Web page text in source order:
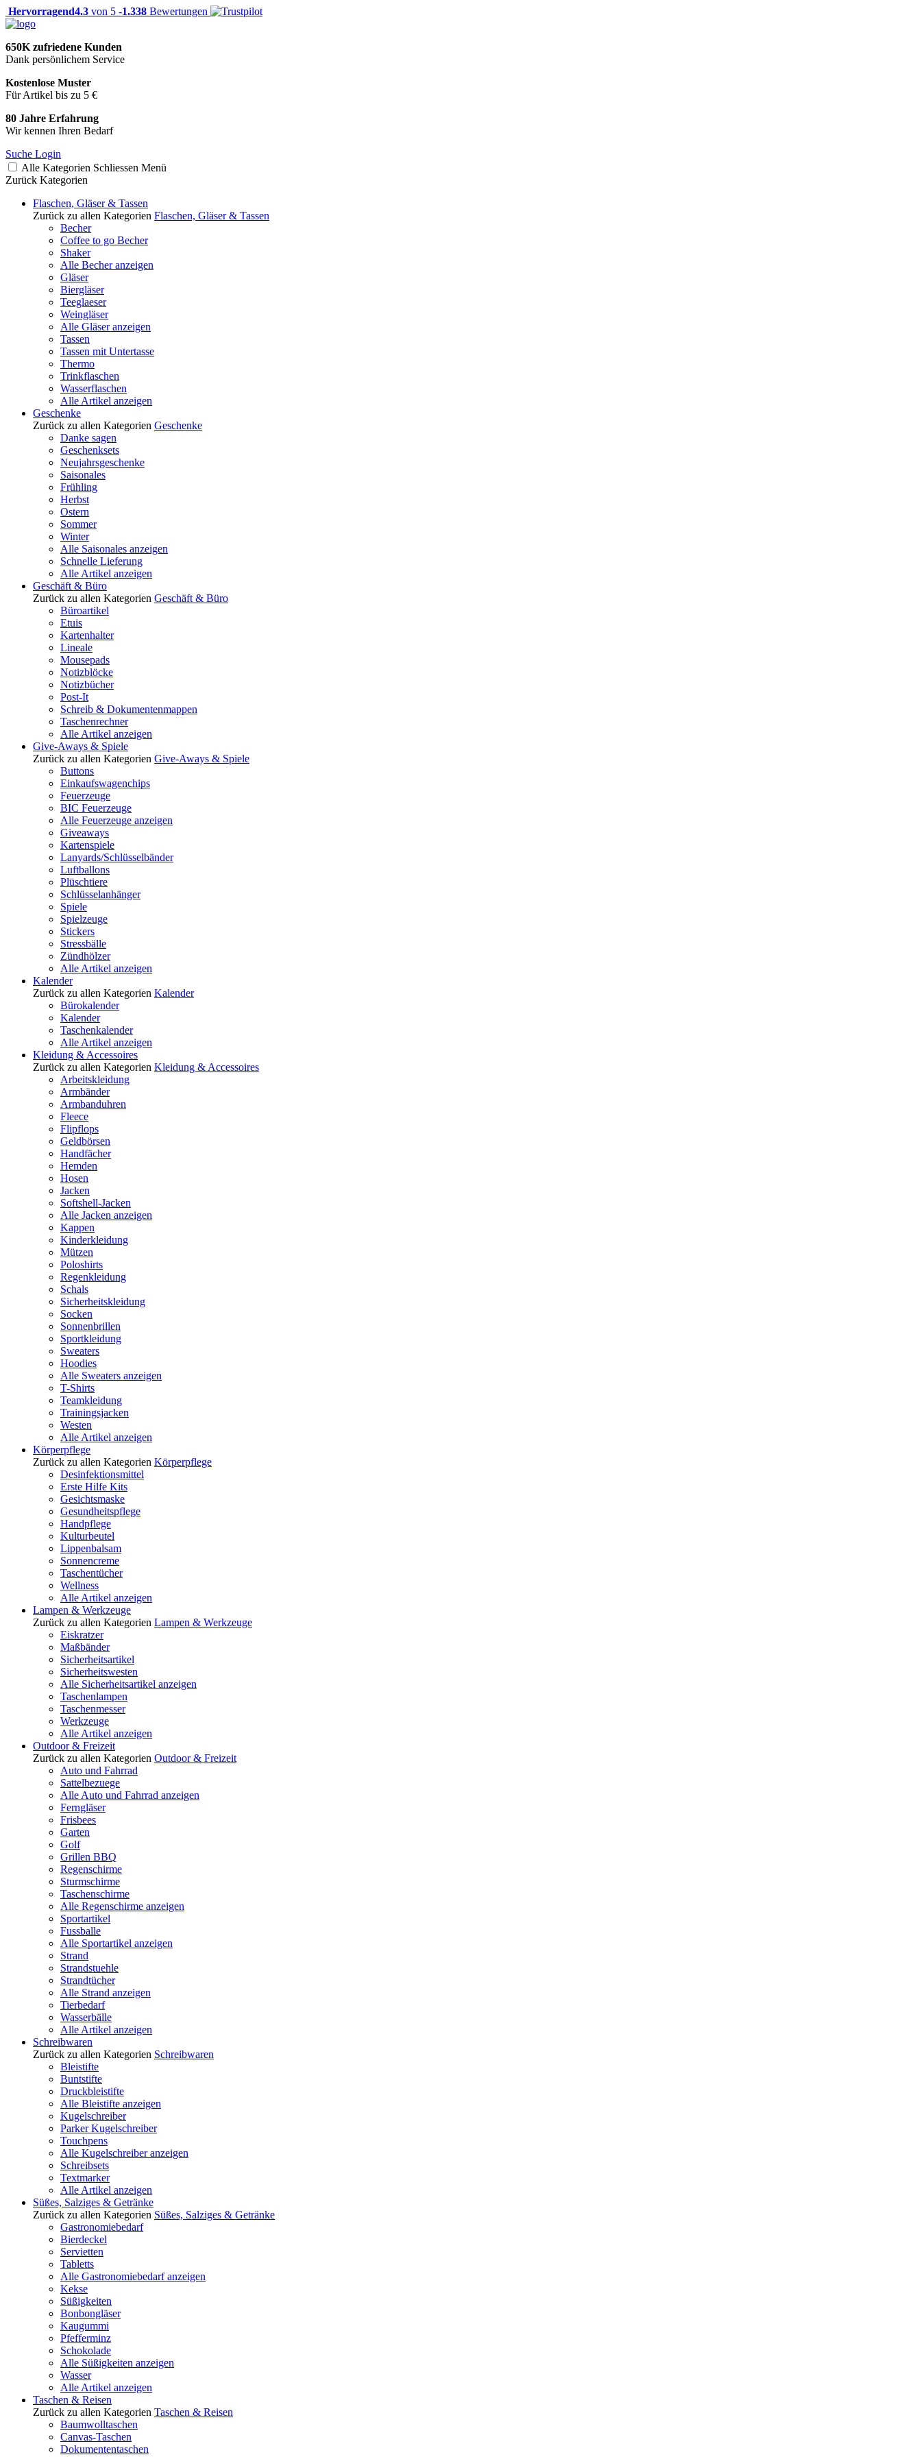
Hervorragend4.3 von 5 -1.338 Bewertungen
650K zufriedene Kunden
Dank persönlichem Service
Kostenlose Muster
Für Artikel bis zu 5 €
80 Jahre Erfahrung
Wir kennen Ihren Bedarf
Suche Login
Alle Kategorien Schliessen Menü
Zurück Kategorien
Flaschen, Gläser & Tassen
Zurück zu allen Kategorien Flaschen, Gläser & Tassen
Becher
Coffee to go Becher
Shaker
Alle Becher anzeigen
Gläser
Biergläser
Teeglaeser
Weingläser
Alle Gläser anzeigen
Tassen
Tassen mit Untertasse
Thermo
Trinkflaschen
Wasserflaschen
Alle Artikel anzeigen
Geschenke
Zurück zu allen Kategorien Geschenke
Danke sagen
Geschenksets
Neujahrsgeschenke
Saisonales
Frühling
Herbst
Ostern
Sommer
Winter
Alle Saisonales anzeigen
Schnelle Lieferung
Alle Artikel anzeigen
Geschäft & Büro
Zurück zu allen Kategorien Geschäft & Büro
Büroartikel
Etuis
Kartenhalter
Lineale
Mousepads
Notizblöcke
Notizbücher
Post-It
Schreib & Dokumentenmappen
Taschenrechner
Alle Artikel anzeigen
Give-Aways & Spiele
Zurück zu allen Kategorien Give-Aways & Spiele
Buttons
Einkaufswagenchips
Feuerzeuge
BIC Feuerzeuge
Alle Feuerzeuge anzeigen
Giveaways
Kartenspiele
Lanyards/Schlüsselbänder
Luftballons
Plüschtiere
Schlüsselanhänger
Spiele
Spielzeuge
Stickers
Stressbälle
Zündhölzer
Alle Artikel anzeigen
Kalender
Zurück zu allen Kategorien Kalender
Bürokalender
Kalender
Taschenkalender
Alle Artikel anzeigen
Kleidung & Accessoires
Zurück zu allen Kategorien Kleidung & Accessoires
Arbeitskleidung
Armbänder
Armbanduhren
Fleece
Flipflops
Geldbörsen
Handfächer
Hemden
Hosen
Jacken
Softshell-Jacken
Alle Jacken anzeigen
Kappen
Kinderkleidung
Mützen
Poloshirts
Regenkleidung
Schals
Sicherheitskleidung
Socken
Sonnenbrillen
Sportkleidung
Sweaters
Hoodies
Alle Sweaters anzeigen
T-Shirts
Teamkleidung
Trainingsjacken
Westen
Alle Artikel anzeigen
Körperpflege
Zurück zu allen Kategorien Körperpflege
Desinfektionsmittel
Erste Hilfe Kits
Gesichtsmaske
Gesundheitspflege
Handpflege
Kulturbeutel
Lippenbalsam
Sonnencreme
Taschentücher
Wellness
Alle Artikel anzeigen
Lampen & Werkzeuge
Zurück zu allen Kategorien Lampen & Werkzeuge
Eiskratzer
Maßbänder
Sicherheitsartikel
Sicherheitswesten
Alle Sicherheitsartikel anzeigen
Taschenlampen
Taschenmesser
Werkzeuge
Alle Artikel anzeigen
Outdoor & Freizeit
Zurück zu allen Kategorien Outdoor & Freizeit
Auto und Fahrrad
Sattelbezuege
Alle Auto und Fahrrad anzeigen
Ferngläser
Frisbees
Garten
Golf
Grillen BBQ
Regenschirme
Sturmschirme
Taschenschirme
Alle Regenschirme anzeigen
Sportartikel
Fussballe
Alle Sportartikel anzeigen
Strand
Strandstuehle
Strandtücher
Alle Strand anzeigen
Tierbedarf
Wasserbälle
Alle Artikel anzeigen
Schreibwaren
Zurück zu allen Kategorien Schreibwaren
Bleistifte
Buntstifte
Druckbleistifte
Alle Bleistifte anzeigen
Kugelschreiber
Parker Kugelschreiber
Touchpens
Alle Kugelschreiber anzeigen
Schreibsets
Textmarker
Alle Artikel anzeigen
Süßes, Salziges & Getränke
Zurück zu allen Kategorien Süßes, Salziges & Getränke
Gastronomiebedarf
Bierdeckel
Servietten
Tabletts
Alle Gastronomiebedarf anzeigen
Kekse
Süßigkeiten
Bonbongläser
Kaugummi
Pfefferminz
Schokolade
Alle Süßigkeiten anzeigen
Wasser
Alle Artikel anzeigen
Taschen & Reisen
Zurück zu allen Kategorien Taschen & Reisen
Baumwolltaschen
Canvas-Taschen
Dokumententaschen